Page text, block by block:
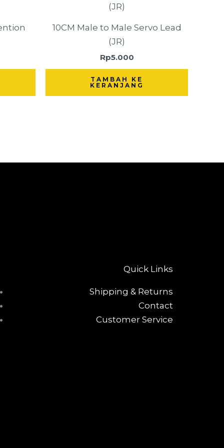
10CM Male to Male Servo Lead
(JR)
Rp5.000
TAMBAH KE
KERANJANG
Quick Links
Shipping & Returns
Contact
Customer Service